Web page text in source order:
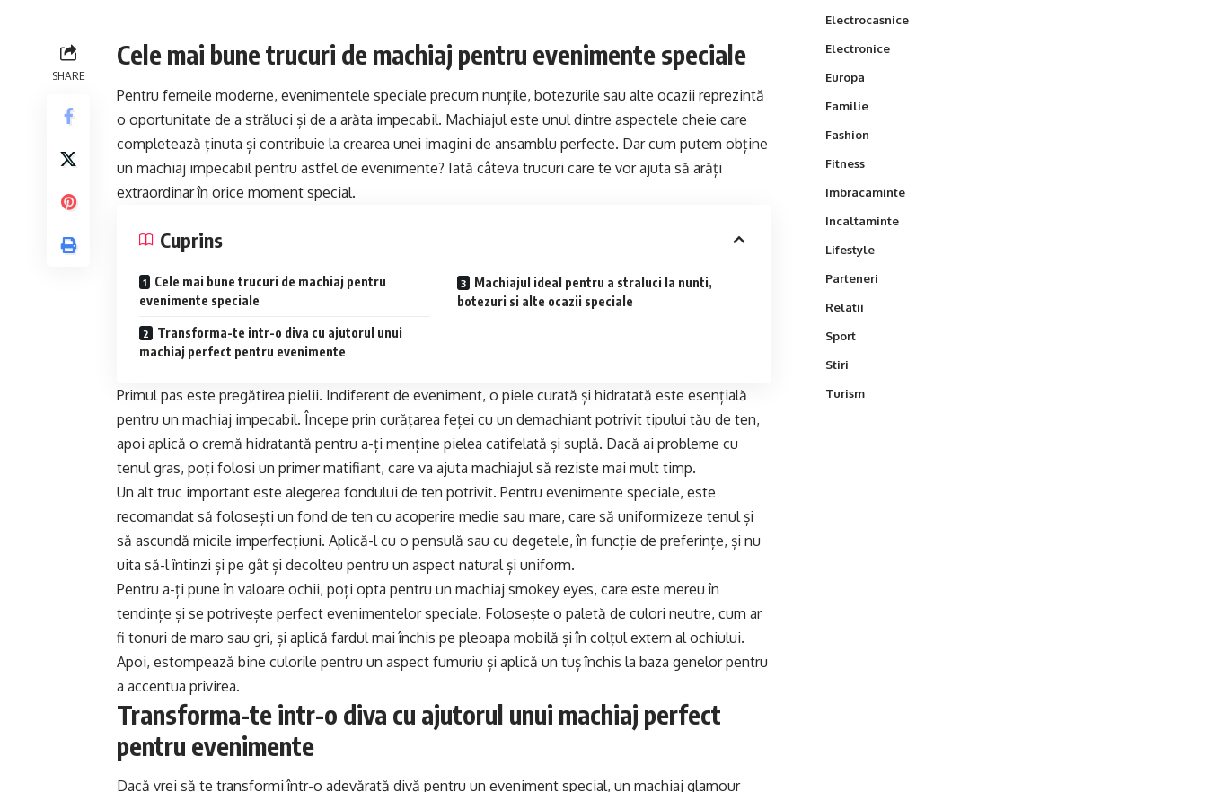
SHARE
Cele mai bune trucuri de machiaj pentru evenimente speciale
Pentru femeile moderne, evenimentele speciale precum nunțile, botezurile sau alte ocazii reprezintă
o oportunitate de a străluci și de a arăta impecabil. Machiajul este unul dintre aspectele cheie care
completează ținuta și contribuie la crearea unei imagini de ansamblu perfecte. Dar cum putem obține
un machiaj impecabil pentru astfel de evenimente? Iată câteva trucuri care te vor ajuta să arăți
extraordinar în orice moment special.
Cuprins
Cele mai bune trucuri de machiaj pentru
evenimente speciale
Transforma-te intr-o diva cu ajutorul unui
machiaj perfect pentru evenimente
Machiajul ideal pentru a straluci la nunti,
botezuri si alte ocazii speciale
Primul pas este pregătirea pielii. Indiferent de eveniment, o piele curată și hidratată este esențială
pentru un machiaj impecabil. Începe prin curățarea feței cu un demachiant potrivit tipului tău de ten,
apoi aplică o cremă hidratantă pentru a-ți menține pielea catifelată și suplă. Dacă ai probleme cu
tenul gras, poți folosi un primer matifiant, care va ajuta machiajul să reziste mai mult timp.
Un alt truc important este alegerea fondului de ten potrivit. Pentru evenimente speciale, este
recomandat să folosești un fond de ten cu acoperire medie sau mare, care să uniformizeze tenul și
să ascundă micile imperfecțiuni. Aplică-l cu o pensulă sau cu degetele, în funcție de preferințe, și nu
uita să-l întinzi și pe gât și decolteu pentru un aspect natural și uniform.
Pentru a-ți pune în valoare ochii, poți opta pentru un machiaj smokey eyes, care este mereu în
tendințe și se potrivește perfect evenimentelor speciale. Folosește o paletă de culori neutre, cum ar
fi tonuri de maro sau gri, și aplică fardul mai închis pe pleoapa mobilă și în colțul extern al ochiului.
Apoi, estompează bine culorile pentru un aspect fumuriu și aplică un tuș închis la baza genelor pentru
a accentua privirea.
Transforma-te intr-o diva cu ajutorul unui machiaj perfect
pentru evenimente
Dacă vrei să te transformi într-o adevărată divă pentru un eveniment special, un machiaj glamour
Electrocasnice
Electronice
Europa
Familie
Fashion
Fitness
Imbracaminte
Incaltaminte
Lifestyle
Parteneri
Relatii
Sport
Stiri
Turism